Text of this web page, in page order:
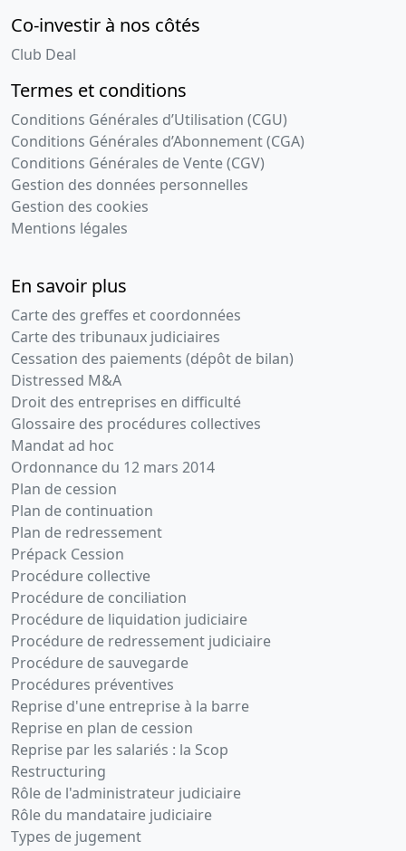
Co-investir à nos côtés
Club Deal
Termes et conditions
Conditions Générales d’Utilisation (CGU)
Conditions Générales d’Abonnement (CGA)
Conditions Générales de Vente (CGV)
Gestion des données personnelles
Gestion des cookies
Mentions légales
En savoir plus
Carte des greffes et coordonnées
Carte des tribunaux judiciaires
Cessation des paiements (dépôt de bilan)
Distressed M&A
Droit des entreprises en difficulté
Glossaire des procédures collectives
Mandat ad hoc
Ordonnance du 12 mars 2014
Plan de cession
Plan de continuation
Plan de redressement
Prépack Cession
Procédure collective
Procédure de conciliation
Procédure de liquidation judiciaire
Procédure de redressement judiciaire
Procédure de sauvegarde
Procédures préventives
Reprise d'une entreprise à la barre
Reprise en plan de cession
Reprise par les salariés : la Scop
Restructuring
Rôle de l'administrateur judiciaire
Rôle du mandataire judiciaire
Types de jugement